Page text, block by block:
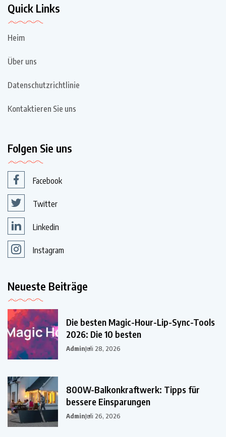
Quick Links
Heim
Über uns
Datenschutzrichtlinie
Kontaktieren Sie uns
Folgen Sie uns
Facebook
Twitter
Linkedin
Instagram
Neueste Beiträge
Die besten Magic-Hour-Lip-Sync-Tools
2026: Die 10 besten
AdminJuli 28, 2026
800W-Balkonkraftwerk: Tipps für
bessere Einsparungen
AdminJuli 26, 2026